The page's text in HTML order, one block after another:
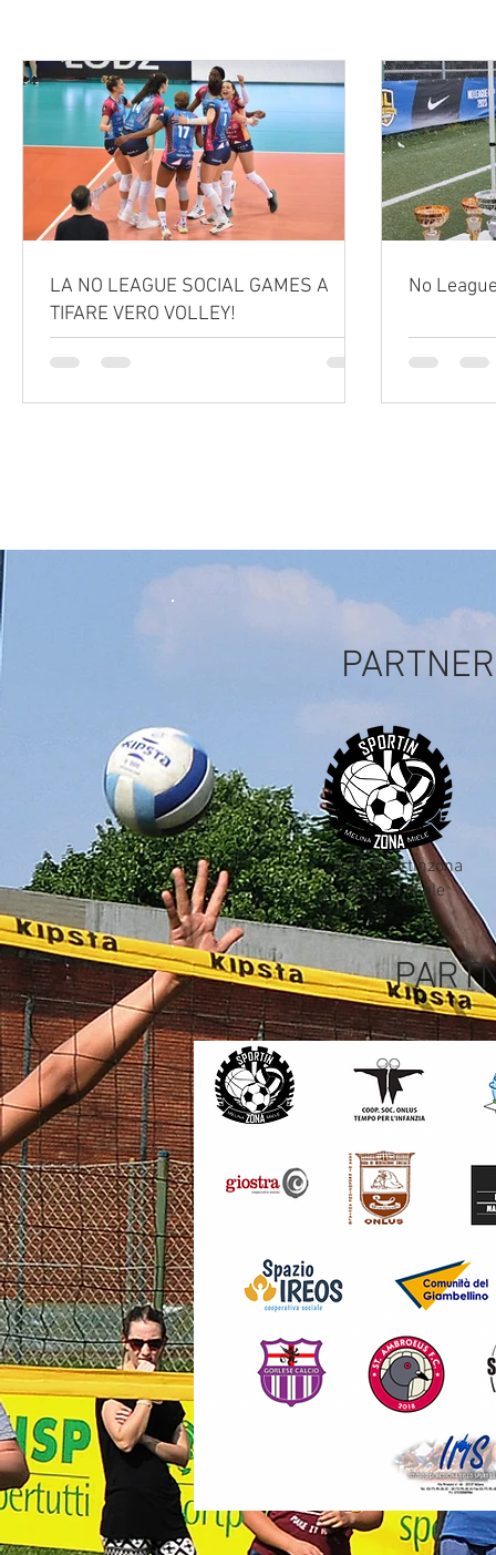
LA NO LEAGUE SOCIAL GAMES A
TIFARE VERO VOLLEY!
No
ASD Sportinzona
Melina Miele